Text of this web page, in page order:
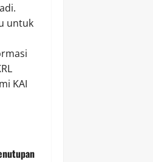
untuk
KAI